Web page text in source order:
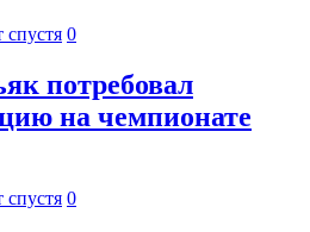
спустя 0
потребовал
на чемпионате
спустя 0